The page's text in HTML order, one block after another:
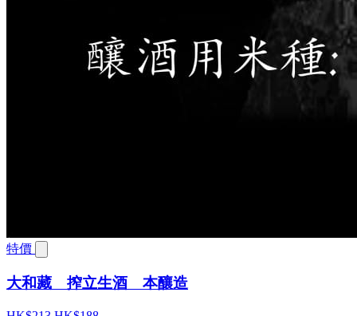
特價
大和藏 搾立生酒 本釀造